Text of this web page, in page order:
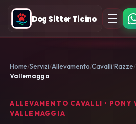
Dog Sitter Ticino
Home Servizi Allevamento Cavalli Razze
Vallemaggia
ALLEVAMENTO CAVALLI • PONY
VALLEMAGGIA